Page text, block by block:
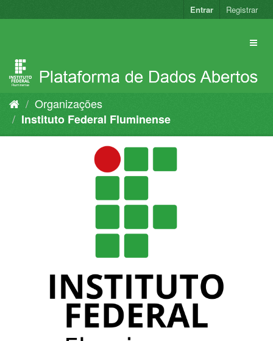
para
Entrar Registrar
Organizações
Instituto Federal Fluminense